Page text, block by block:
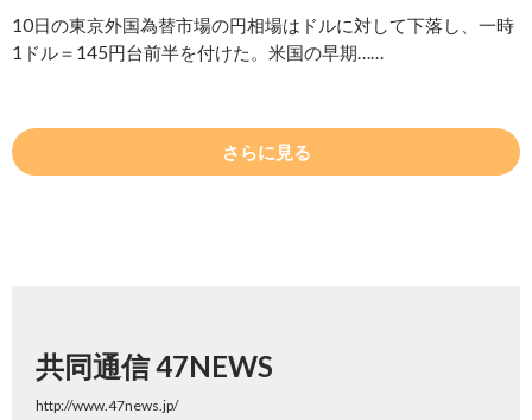
10日の東京外国為替市場の円相場はドルに対して下落し、一時
1ドル＝145円台前半を付けた。米国の早期……
さらに見る
共同通信 47NEWS
http://www.47news.jp/